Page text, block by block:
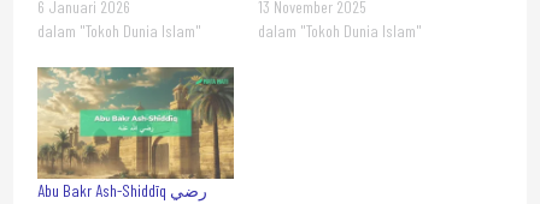
6 Januari 2026
dalam "Tokoh Dunia Islam"
13 November 2025
dalam "Tokoh Dunia Islam"
Abu Bakr Ash-Shiddīq رضي